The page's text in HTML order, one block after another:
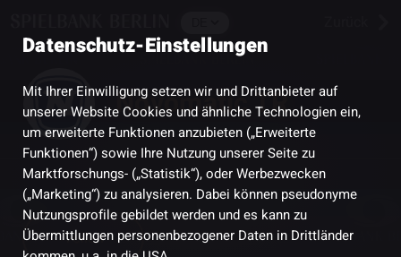
Novomatic TR
Teilen
Datenschutz-Einstellungen
Mit Ihrer Einwilligung setzen wir und Drittanbieter auf
unserer Website Cookies und ähnliche Technologien ein,
um erweiterte Funktionen anzubieten („Erweiterte
Funktionen“) sowie Ihre Nutzung unserer Seite zu
Marktforschungs- („Statistik“), oder Werbezwecken
(„Marketing“) zu analysieren. Dabei können pseudonyme
Nutzungsprofile gebildet werden und es kann zu
Übermittlungen personenbezogener Daten in Drittländer